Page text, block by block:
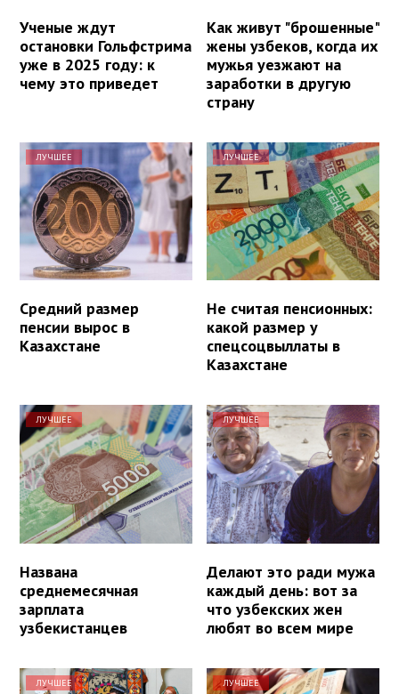
Ученые ждут
остановки Гольфстрима
уже в 2025 году: к
чему это приведет
Как живут "брошенные"
жены узбеков, когда их
мужья уезжают на
заработки в другую
страну
ЛУЧШЕЕ
Средний размер
пенсии вырос в
Казахстане
ЛУЧШЕЕ
Не считая пенсионных:
какой размер у
спецсоцвыллаты в
Казахстане
ЛУЧШЕЕ
Названа
среднемесячная
зарплата
узбекистанцев
ЛУЧШЕЕ
Делают это ради мужа
каждый день: вот за
что узбекских жен
любят во всем мире
ЛУЧШЕЕ ЛУЧШЕЕ